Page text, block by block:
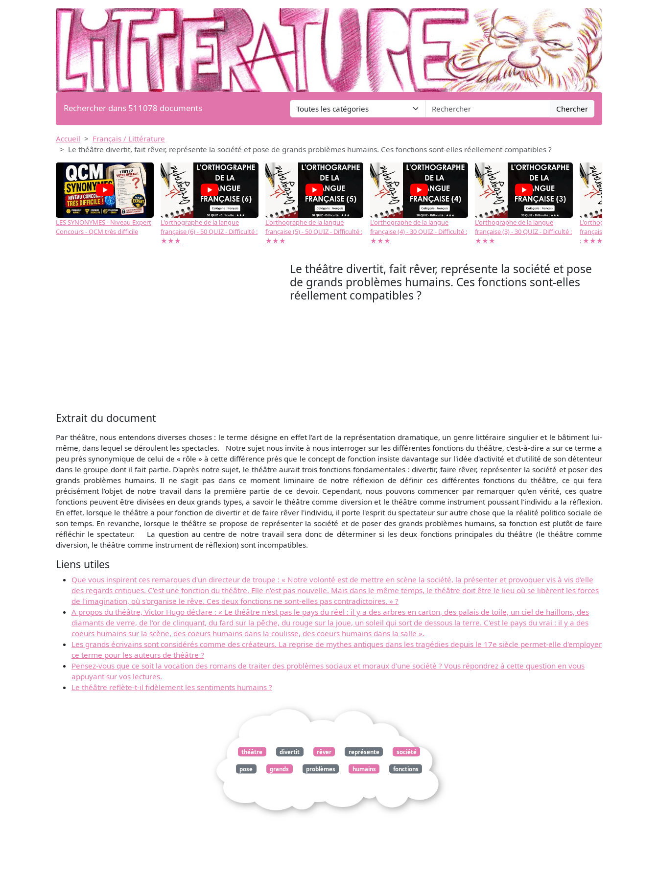
Rechercher dans 511078 documents Chercher
Accueil
Français / Littérature
Le théâtre divertit, fait rêver, représente la société et pose de grands problèmes humains. Ces fonctions sont-elles réellement compatibles ?
LES SYNONYMES - Niveau Expert
Concours - QCM très difficile
L'orthographe de la langue
française (6) - 50 QUIZ - Difficulté :
★★★
L'orthographe de la langue
française (5) - 50 QUIZ - Difficulté :
★★★
L'orthographe de la langue
française (4) - 30 QUIZ - Difficulté :
★★★
L'orthographe de la langue
française (3) - 30 QUIZ - Difficulté :
★★★
L'orthographe de la langue
française (2) -( 20 QUIZ -
: ★★★
→
Le théâtre divertit, fait rêver, représente la société et pose
de grands problèmes humains. Ces fonctions sont-elles
réellement compatibles ?
Extrait du document
Par théâtre, nous entendons diverses choses : le terme désigne en effet l'art de la représentation dramatique, un genre littéraire singulier et le bâtiment lui-
même, dans lequel se déroulent les spectacles. Notre sujet nous invite à nous interroger sur les différentes fonctions du théâtre, c'est-à-dire a sur ce terme a
peu prés synonymique de celui de « rôle » à cette différence prés que le concept de fonction insiste davantage sur l'idée d'activité et d'utilité de son détenteur
dans le groupe dont il fait partie. D'après notre sujet, le théâtre aurait trois fonctions fondamentales : divertir, faire rêver, représenter la société et poser des
grands problèmes humains. Il ne s'agit pas dans ce moment liminaire de notre réflexion de définir ces différentes fonctions du théâtre, ce qui fera
précisément l'objet de notre travail dans la première partie de ce devoir. Cependant, nous pouvons commencer par remarquer qu'en vérité, ces quatre
fonctions peuvent être divisées en deux grands types, a savoir le théâtre comme diversion et le théâtre comme instrument poussant l'individu a la réflexion.
En effet, lorsque le théâtre a pour fonction de divertir et de faire rêver l'individu, il porte l'esprit du spectateur sur autre chose que la réalité politico sociale de
son temps. En revanche, lorsque le théâtre se propose de représenter la société et de poser des grands problèmes humains, sa fonction est plutôt de faire
réfléchir le spectateur. La question au centre de notre travail sera donc de déterminer si les deux fonctions principales du théâtre (le théâtre comme
diversion, le théâtre comme instrument de réflexion) sont incompatibles.
Liens utiles
Que vous inspirent ces remarques d'un directeur de troupe : « Notre volonté est de mettre en scène la société, la présenter et provoquer vis à vis d'elle
des regards critiques. C'est une fonction du théâtre. Elle n'est pas nouvelle. Mais dans le même temps, le théâtre doit être le lieu où se libèrent les forces
de l'imagination, où s'organise le rêve. Ces deux fonctions ne sont-elles pas contradictoires. » ?
A propos du théâtre, Victor Hugo déclare : « Le théâtre n'est pas le pays du réel : il y a des arbres en carton, des palais de toile, un ciel de haillons, des
diamants de verre, de l'or de clinquant, du fard sur la pêche, du rouge sur la joue, un soleil qui sort de dessous la terre. C'est le pays du vrai : il y a des
coeurs humains sur la scène, des coeurs humains dans la coulisse, des coeurs humains dans la salle ».
Les grands écrivains sont considérés comme des créateurs. La reprise de mythes antiques dans les tragédies depuis le 17e siècle permet-elle d'employer
ce terme pour les auteurs de théâtre ?
Pensez-vous que ce soit la vocation des romans de traiter des problèmes sociaux et moraux d'une société ? Vous répondrez à cette question en vous
appuyant sur vos lectures.
Le théâtre reflète-t-il fidèlement les sentiments humains ?
théâtre divertit rêver représente société
pose grands problèmes humains fonctions